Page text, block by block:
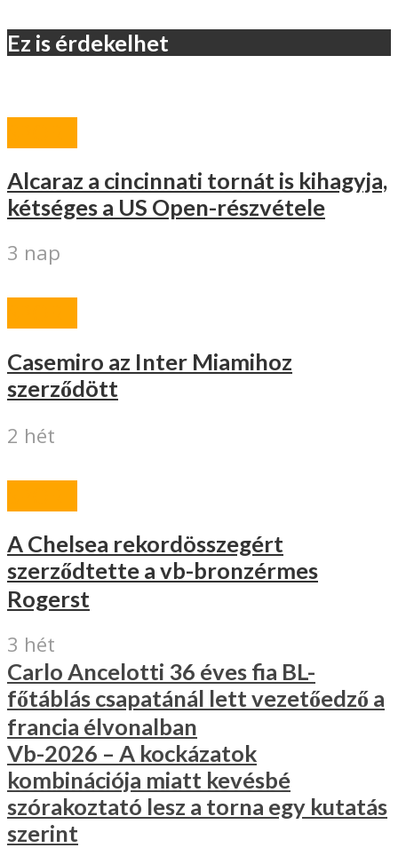
Ez is érdekelhet
Alcaraz a cincinnati tornát is kihagyja,
kétséges a US Open-részvétele
3 nap
Casemiro az Inter Miamihoz
szerződött
2 hét
A Chelsea rekordösszegért
szerződtette a vb-bronzérmes
Rogerst
3 hét
Carlo Ancelotti 36 éves fia BL-
főtáblás csapatánál lett vezetőedző a
francia élvonalban
Vb-2026 – A kockázatok
kombinációja miatt kevésbé
szórakoztató lesz a torna egy kutatás
szerint